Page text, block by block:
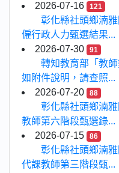
2026-07-16 121
彰化縣社頭鄉湳
僱行政人力甄選結果...
2026-07-30
91
轉知教育部「教
如附件說明，請查照...
2026-07-20
88
彰化縣社頭鄉湳
教師第六階段甄選錄...
2026-07-15
86
彰化縣社頭鄉湳
代課教師第三階段甄...